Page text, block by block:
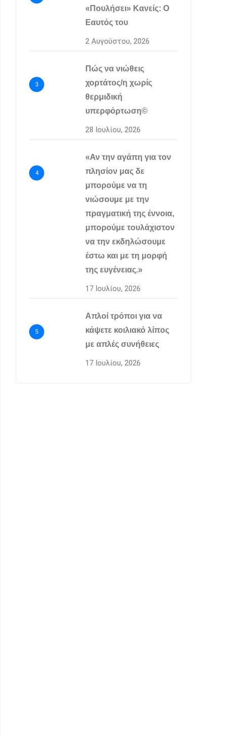
«Πουλήσει» Κανείς: Ο
Εαυτός του
2 Αυγούστου, 2026
3
Πώς να νιώθεις
χορτάτος/η χωρίς
θερμιδική
υπερφόρτωση©
28 Ιουλίου, 2026
4
«Αν την αγάπη για τον
πλησίον μας δε
μπορούμε να τη
νιώσουμε με την
πραγματική της έννοια,
μπορούμε τουλάχιστον
να την εκδηλώσουμε
έστω και με τη μορφή
της ευγένειας.»
17 Ιουλίου, 2026
5
Απλοί τρόποι για να
κάψετε κοιλιακό λίπος
με απλές συνήθειες
17 Ιουλίου, 2026